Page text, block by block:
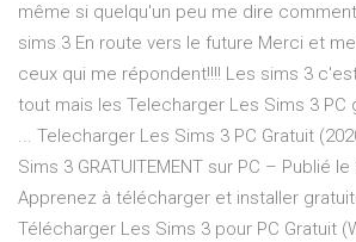
même si quelqu'un peu me dire
sims 3 En route vers le future Merci et
ceux qui me répondent!!!! Les sims 3
tout mais les Telecharger Les Sims 3 PC
... Telecharger Les Sims 3 PC Gratuit
Sims 3 GRATUITEMENT sur PC – Publié le
Apprenez à télécharger et installer
Télécharger Les Sims 3 pour PC Gratuit